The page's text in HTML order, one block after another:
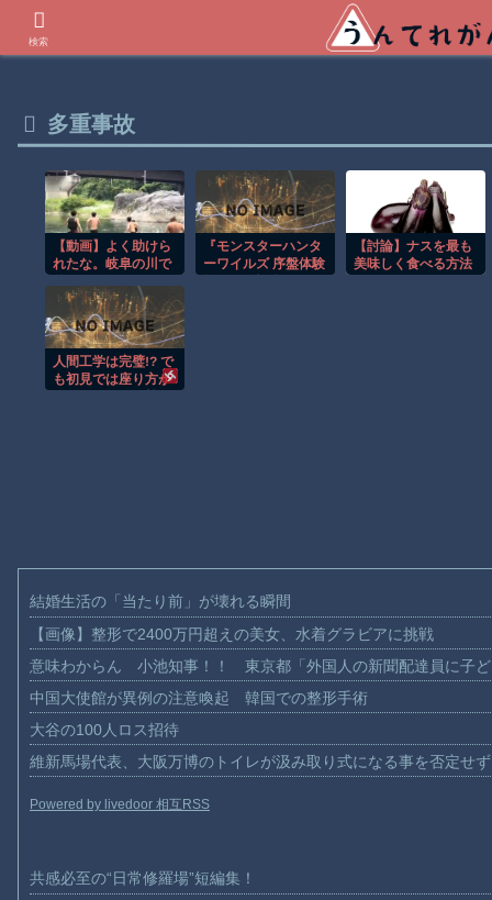
多重事故
【動画】よく助けら
れたな。岐阜の川で
う事故。
『モンスターハンタ
ーワイルズ 序盤体験
【討論】ナスを最も
美味しく食べる方法
人間工学は完璧!? で
も初見では座り方が
結婚生活の「当たり前」が壊れる瞬間
【画像】整形で2400万円超えの美女、水着グラビアに挑戦
意味わからん 小池知事！！ 東京都「外国人の新聞配達員に子ど
中国大使館が異例の注意喚起 韓国での整形手術
大谷の100人ロス招待
維新馬場代表、大阪万博のトイレが汲み取り式になる事を否定せ
Powered by livedoor 相互RSS
共感必至の“日常修羅場”短編集！
検索